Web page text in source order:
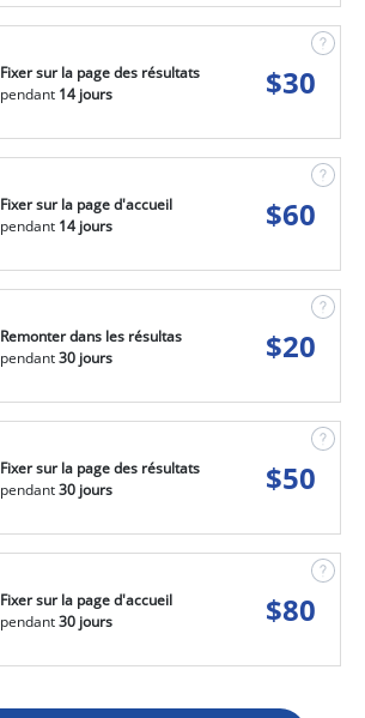
Fixer sur la page des résultats
pendant 14 jours $30
Fixer sur la page d'accueil
pendant 14 jours $60
Remonter dans les résultas
pendant30 jours $20
Fixer sur la page des résultats
pendant30 jours $50
Fixer sur la page d'accueil
pendant30 jours $80